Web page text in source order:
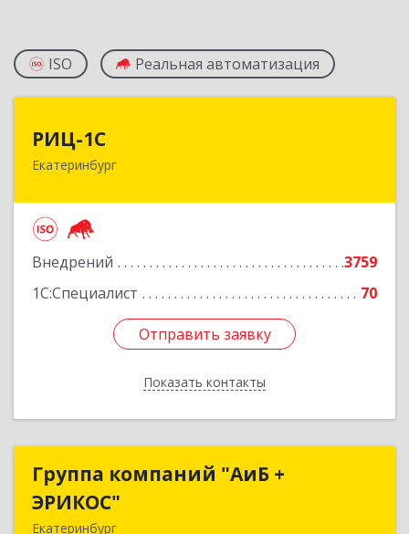
ISO Реальная автоматизация
РИЦ-1С
Екатеринбург
Внедрений
3759
1С:Специалист
70
Отправить заявку
Показать контакты
620102, Свердловская обл, Екатеринбург г,
Отправить заявку
Назад
Группа компаний "АиБ +
ЭРИКОС"
Екатеринбург
Группа компаний "АиБ +